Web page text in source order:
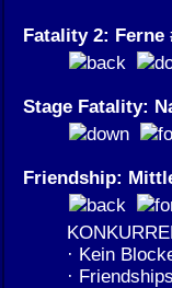
Fatality 2: Ferne
Stage Fatality:
Friendship:
· Kein
·